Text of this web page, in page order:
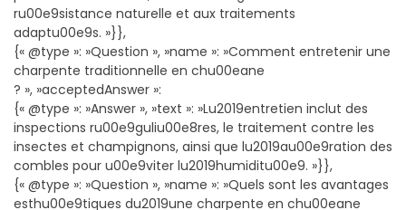
ru00e9sistance naturelle et aux traitements
adaptu00e9s. »}},
{« @type »: »Question », »name »: »Comment entretenir une
charpente traditionnelle en chu00eane
? », »acceptedAnswer »:
{« @type »: »Answer », »text »: »Lu2019entretien inclut des
inspections ru00e9guliu00e8res, le traitement contre les
insectes et champignons, ainsi que lu2019au00e9ration des
combles pour u00e9viter lu2019humiditu00e9. »}},
{« @type »: »Question », »name »: »Quels sont les avantages
esthu00e9tiques du2019une charpente en chu00eane